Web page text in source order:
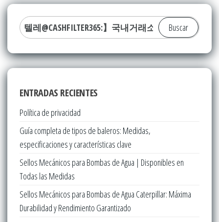
Buscar:
ENTRADAS RECIENTES
Política de privacidad
Guía completa de tipos de baleros: Medidas,
especificaciones y características clave
Sellos Mecánicos para Bombas de Agua | Disponibles en
Todas las Medidas
Sellos Mecánicos para Bombas de Agua Caterpillar: Máxima
Durabilidad y Rendimiento Garantizado